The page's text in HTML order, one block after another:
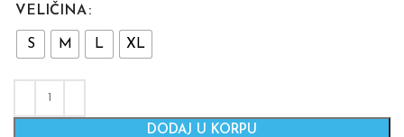
VELIČINA
S M L XL
DODAJ U KORPU